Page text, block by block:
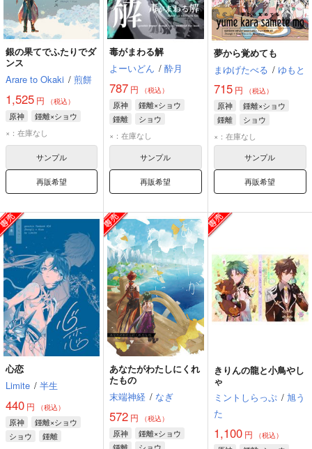
銀の果てでふたりでダ
ンス
Arare to Okaki / 煎餅
1,525 円 （税込）
原神
鍾離×ショウ
×：在庫なし
サンプル
再販希望
毒がまわる解
よーいどん / 酔月
787 円 （税込）
原神
鍾離×ショウ
鍾離
ショウ
×：在庫なし
サンプル
再販希望
夢から覚めても
まゆげたべる / ゆもと
715円 （税込）
原神
鍾離×ショウ
鍾離
ショウ
×：在庫なし
サンプル
再販希望
心恋
Limite / 半生
440 円 （税込）
原神
鍾離×ショウ
ショウ
鍾離
あなたがわたしにくれ
たもの
末端神経 / なぎ
572 円 （税込）
原神
鍾離×ショウ
鍾離
ショウ
きりんの龍と小鳥やし
ゃ
ミントしらっぷ / 旭う
た
1,100円 （税込）